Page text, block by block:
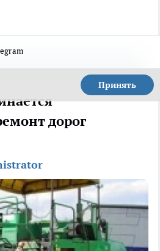
Принять
дорог